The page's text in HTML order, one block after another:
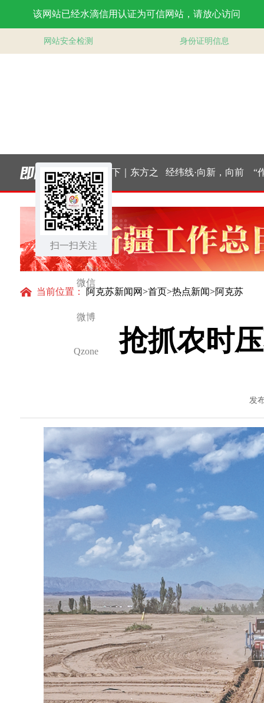
扫一扫关注
微信
微博
Qzone
｜消费市
起势
大道行天下｜东方之
约，相约未来——中
国元首外交的世界情
怀与大国气派
经纬线·向新，向前 “作为
把传统
当前位置： 阿克苏新闻网>首页>热点新闻>阿克苏
抢抓农时
发